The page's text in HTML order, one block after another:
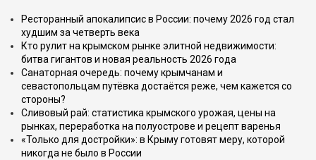
Ресторанный апокалипсис в России: почему 2026 год стал
худшим за четверть века
Кто рулит на крымском рынке элитной недвижимости:
битва гигантов и новая реальность 2026 года
Санаторная очередь: почему крымчанам и
севастопольцам путёвка достаётся реже, чем кажется со
стороны?
Сливовый рай: статистика крымского урожая, цены на
рынках, переработка на полуострове и рецепт варенья
«Только для достройки»: в Крыму готовят меру, которой
никогда не было в России